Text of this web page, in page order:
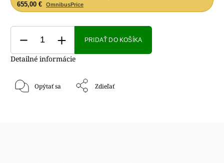
655,00 €
OmnibusPrice
PRIDAŤ DO KOŠÍKA
Detailné informácie
Opýtať sa Zdieľať